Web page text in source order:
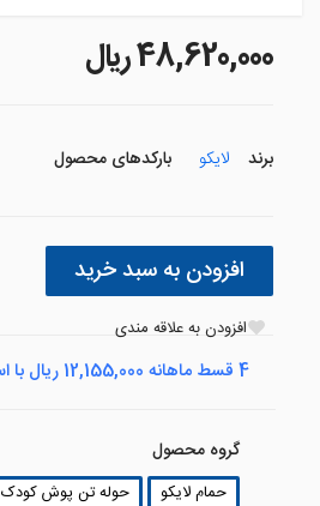
48,620,000 ريال
برند لایکو بارکدهای محصول
افزودن به سبد خرید
افزودن به علاقه مندی
4 قسط ماهانه 12,155,000 ریال با اسنپ پی!
گروه محصول
حمام لایکو حوله تن پوش کودک